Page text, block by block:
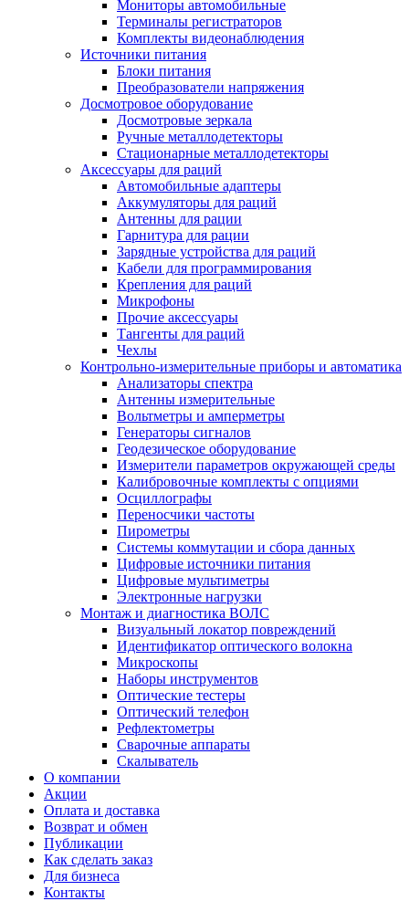
Мониторы автомобильные
Терминалы регистраторов
Комплекты видеонаблюдения
Источники питания
Блоки питания
Преобразователи напряжения
Досмотровое оборудование
Досмотровые зеркала
Ручные металлодетекторы
Стационарные металлодетекторы
Аксессуары для раций
Автомобильные адаптеры
Аккумуляторы для раций
Антенны для рации
Гарнитура для рации
Зарядные устройства для раций
Кабели для программирования
Крепления для раций
Микрофоны
Прочие аксессуары
Тангенты для раций
Чехлы
Контрольно-измерительные приборы и автоматика
Анализаторы спектра
Антенны измерительные
Вольтметры и амперметры
Генераторы сигналов
Геодезическое оборудование
Измерители параметров окружающей среды
Калибровочные комплекты с опциями
Осциллографы
Переносчики частоты
Пирометры
Системы коммутации и сбора данных
Цифровые источники питания
Цифровые мультиметры
Электронные нагрузки
Монтаж и диагностика ВОЛС
Визуальный локатор повреждений
Идентификатор оптического волокна
Микроскопы
Наборы инструментов
Оптические тестеры
Оптический телефон
Рефлектометры
Сварочные аппараты
Скалыватель
О компании
Акции
Оплата и доставка
Возврат и обмен
Публикации
Как сделать заказ
Для бизнеса
Контакты